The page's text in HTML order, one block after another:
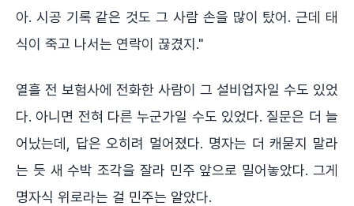
아. 시공 기록 같은 것도 그 사람 손을 많이 탔어. 근데 태
식이 죽고 나서는 연락이 끊겼지."
열흘 전 보험사에 전화한 사람이 그 설비업자일 수도 있었
다. 아니면 전혀 다른 누군가일 수도 있었다. 질문은 더 늘
어났는데, 답은 오히려 멀어졌다. 명자는 더 캐묻지 말라
는 듯 새 수박 조각을 잘라 민주 앞으로 밀어놓았다. 그게
명자식 위로라는 걸 민주는 알았다.